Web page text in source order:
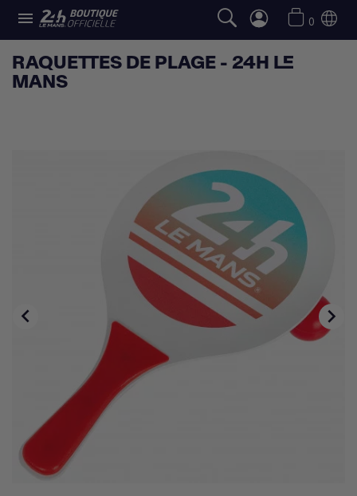
 0
RAQUETTES DE PLAGE - 24H LE
MANS
 